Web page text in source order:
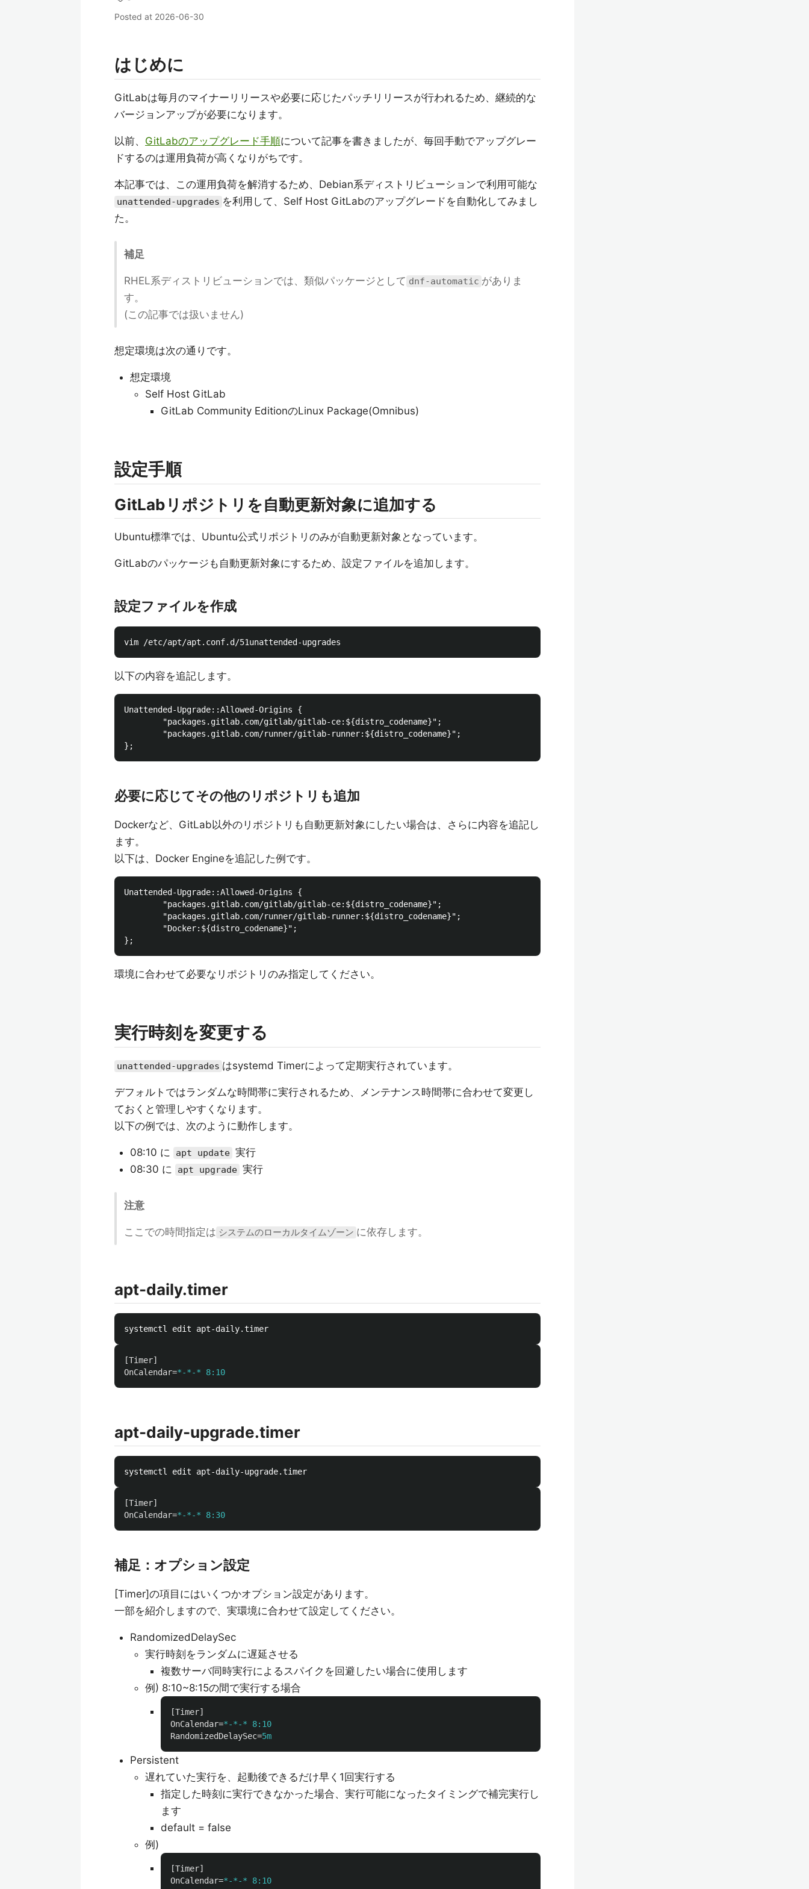
Posted at 2026-06-30
はじめに
GitLabは毎月のマイナーリリースや必要に応じたパッチリリースが行われるため、継続的な
バージョンアップが必要になります。
以前、 GitLabのアップグレード手順について記事を書きましたが、毎回手動でアップグレー
ドするのは運用負荷が高くなりがちです。
本記事では、この運用負荷を解消するため、Debian系ディストリビューションで利用可能な
unattended-upgrades を利用して、Self Host GitLabのアップグレードを自動化してみまし
た。
補足
RHEL系ディストリビューションでは、類似パッケージとして dnf-automatic がありま
す。
(この記事では扱いません)
想定環境は次の通りです。
想定環境
Self Host GitLab
GitLab Community EditionのLinux Package(Omnibus)
設定手順
GitLabリポジトリを自動更新対象に追加する
Ubuntu標準では、Ubuntu公式リポジトリのみが自動更新対象となっています。
GitLabのパッケージも自動更新対象にするため、設定ファイルを追加します。
設定ファイルを作成
以下の内容を追記します。
Unattended-Upgrade::Allowed-Origins {
        "packages.gitlab.com/gitlab/gitlab-ce:${distro_codename}";
        "packages.gitlab.com/runner/gitlab-runner:${distro_codename}";
必要に応じてその他のリポジトリも追加
Dockerなど、GitLab以外のリポジトリも自動更新対象にしたい場合は、さらに内容を追記し
ます。
以下は、Docker Engineを追記した例です。
Unattended-Upgrade::Allowed-Origins {
        "packages.gitlab.com/gitlab/gitlab-ce:${distro_codename}";
        "packages.gitlab.com/runner/gitlab-runner:${distro_codename}";
        "Docker:${distro_codename}";
環境に合わせて必要なリポジトリのみ指定してください。
実行時刻を変更する
unattended-upgrades はsystemd Timerによって定期実行されています。
デフォルトではランダムな時間帯に実行されるため、メンテナンス時間帯に合わせて変更し
ておくと管理しやすくなります。
以下の例では、次のように動作します。
08:10 に apt update 実行
08:30 に
apt upgrade 実行
注意
ここでの時間指定は システムのローカルタイムゾーン に依存します。
apt-daily.timer
[Timer]
OnCalendar=*-*-* 8:10
apt-daily-upgrade.timer
[Timer]
OnCalendar=*-*-* 8:30
補足：オプション設定
[Timer]の項目にはいくつかオプション設定があります。
一部を紹介しますので、実環境に合わせて設定してください。
RandomizedDelaySec
実行時刻をランダムに遅延させる
複数サーバ同時実行によるスパイクを回避したい場合に使用します
例) 8:10~8:15の間で実行する場合
[Timer]
OnCalendar=*-*-* 8:10
RandomizedDelaySec=5m
Persistent
遅れていた実行を、起動後できるだけ早く1回実行する
指定した時刻に実行できなかった場合、実行可能になったタイミングで補完実行し
ます
default = false
例)
[Timer]
OnCalendar=*-*-* 8:10